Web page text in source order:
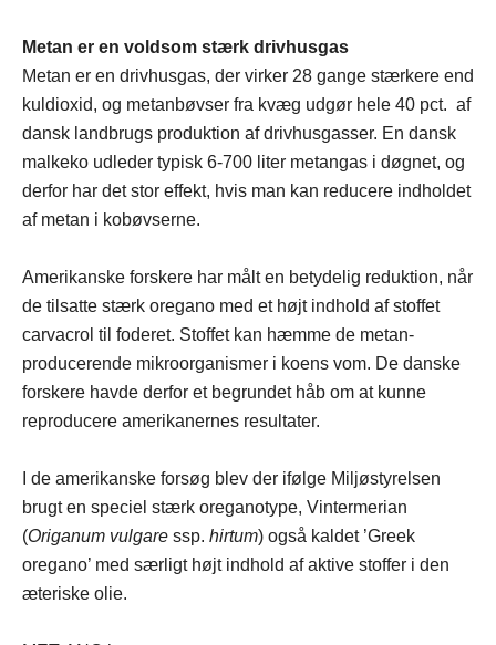
Metan er en voldsom stærk drivhusgas
Metan er en drivhusgas, der virker 28 gange stærkere end
kuldioxid, og metanbøvser fra kvæg udgør hele 40 pct. af
dansk landbrugs produktion af drivhusgasser. En dansk
malkeko udleder typisk 6-700 liter metangas i døgnet, og
derfor har det stor effekt, hvis man kan reducere indholdet
af metan i kobøvserne.
Amerikanske forskere har målt en betydelig reduktion, når
de tilsatte stærk oregano med et højt indhold af stoffet
carvacrol til foderet. Stoffet kan hæmme de metan-
producerende mikroorganismer i koens vom. De danske
forskere havde derfor et begrundet håb om at kunne
reproducere amerikanernes resultater.
I de amerikanske forsøg blev der ifølge Miljøstyrelsen
brugt en speciel stærk oreganotype, Vintermerian
(Origanum vulgare ssp. hirtum) også kaldet ’Greek
oregano’ med særligt højt indhold af aktive stoffer i den
æteriske olie.